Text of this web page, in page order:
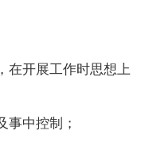
在开展工作时思想上
事中控制；